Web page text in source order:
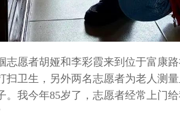
志愿者胡娅和李彩霞来到位于富康
扫卫生，另外两名志愿者为老人测
。我今年85岁了，志愿者经常上门